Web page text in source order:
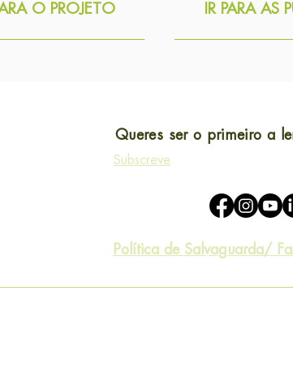
O PROJETO IR PARA AS
Queres ser o primeiro a
Subscreve
Política de Salvaguarda/